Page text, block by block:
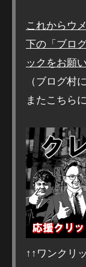
これからウ
下の「ブロ
ックをお願
（ブログ村
またこちら
↑↑ワンクリ